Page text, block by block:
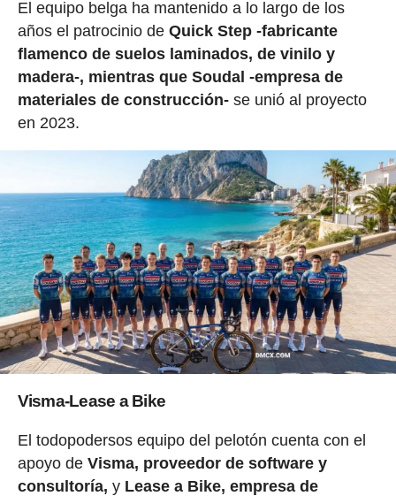
El equipo belga ha mantenido a lo largo de los
años el patrocinio de Quick Step -fabricante
flamenco de suelos laminados, de vinilo y
madera-, mientras que Soudal -empresa de
materiales de construcción-se unió al proyecto
en 2023.
Visma-Lease a Bike
El todopodersos equipo del pelotón cuenta con el
apoyo de Visma, proveedor de software y
consultoría, y Lease a Bike, empresa de